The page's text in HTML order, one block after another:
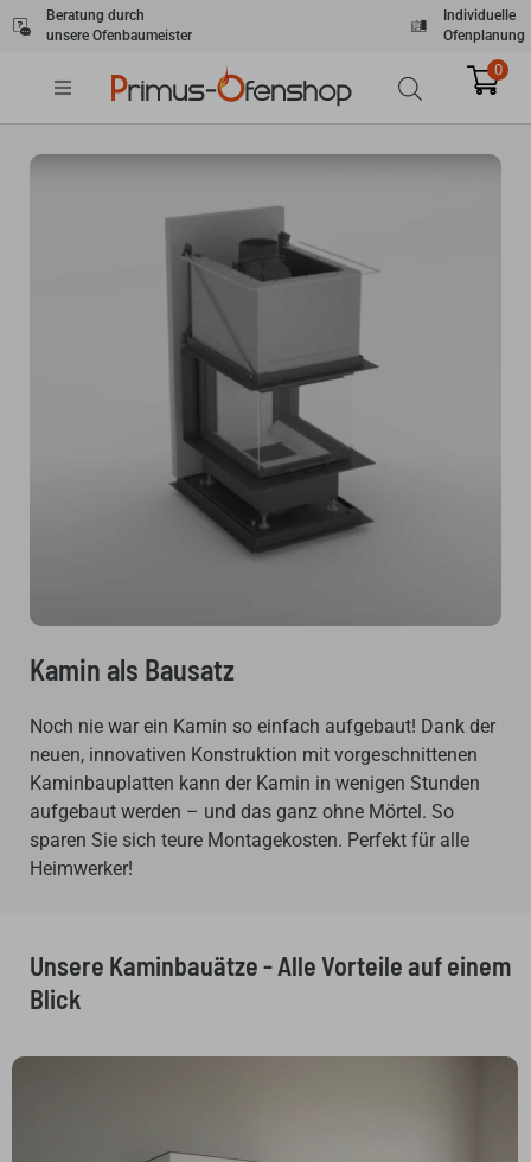
Zum
Inhalt
Beratung durch
unsere Ofenbaumeister
Individuelle
Ofenplanung
0
Kamin als Bausatz
Noch nie war ein Kamin so einfach aufgebaut! Dank der
neuen, innovativen Konstruktion mit vorgeschnittenen
Kaminbauplatten kann der Kamin in wenigen Stunden
aufgebaut werden – und das ganz ohne Mörtel. So
sparen Sie sich teure Montagekosten. Perfekt für alle
Heimwerker!
Unsere Kaminbauätze - Alle Vorteile auf einem
Blick